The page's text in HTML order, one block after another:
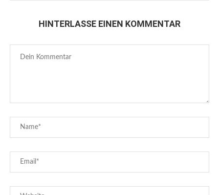
HINTERLASSE EINEN KOMMENTAR